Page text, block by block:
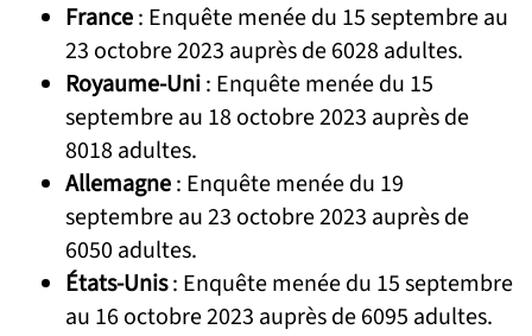
France: Enquête menée du 15 septembre au
23 octobre 2023 auprès de 6028 adultes.
Royaume-Uni: Enquête menée du 15
septembre au 18 octobre 2023 auprès de
8018 adultes.
Allemagne: Enquête menée du 19
septembre au 23 octobre 2023 auprès de
6050 adultes.
États-Unis: Enquête menée du 15 septembre
au 16 octobre 2023 auprès de 6095 adultes.